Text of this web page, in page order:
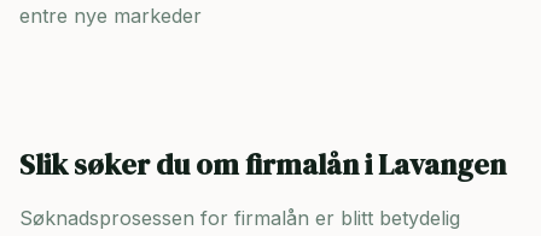
entre nye markeder
Slik søker du om firmalån iLavangen
Søknadsprosessen for firmalån er blitt betydelig